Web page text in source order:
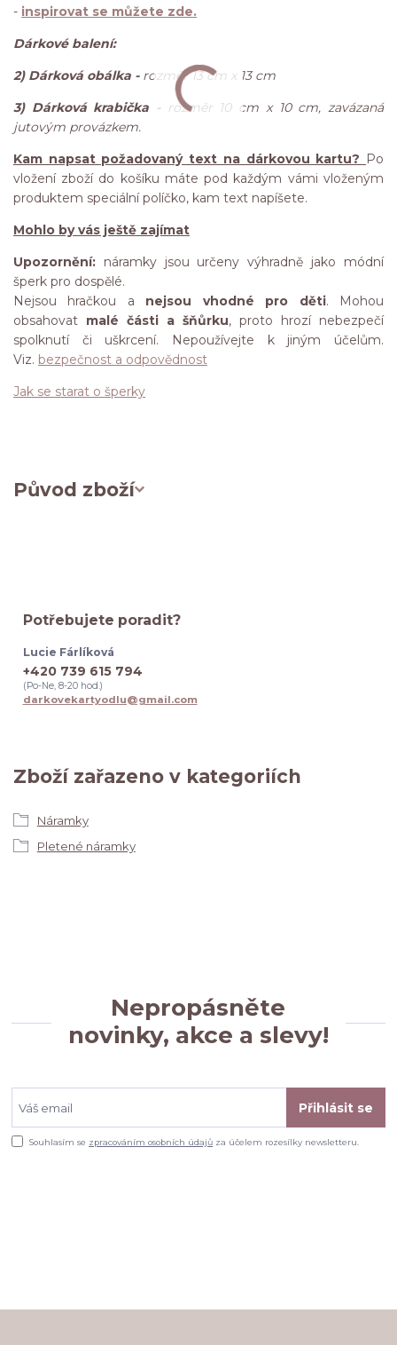
- inspirovat se můžete zde.
Dárkové balení:
2) Dárková obálka -rozměr 13 cm x 13 cm
3) Dárková krabička - rozměr 10 cm x 10 cm, zavázaná
jutovým provázkem.
Kam napsat požadovaný text na dárkovou kartu? Po
vložení zboží do košíku máte pod každým vámi vloženým
produktem speciální políčko, kam text napíšete.
Mohlo by vás ještě zajímat
Upozornění: náramky jsou určeny výhradně jako módní
šperk pro dospělé.
Nejsou hračkou a nejsou vhodné pro děti. Mohou
obsahovat malé části a šňůrku, proto hrozí nebezpečí
spolknutí či uškrcení. Nepoužívejte k jiným účelům.
Viz. bezpečnost a odpovědnost
Jak se starat o šperky
Původ zboží
Zboží zařazeno v kategoriích
Náramky
Pletené náramky
Potřebujete poradit?
Lucie Fárlíková
+420 739 615 794
(Po-Ne, 8-20 hod.)
darkovekartyodlu@gmail.com
Nepropásněte
novinky, akce a slevy!
Přihlásit se
Souhlasím se zpracováním osobních údajů za účelem rozesílky newsletteru.